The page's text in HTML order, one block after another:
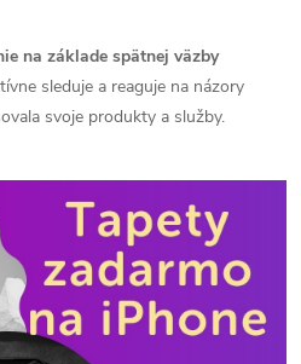
na základe spätnej väzby
sleduje a reaguje na názory
svoje produkty a služby.